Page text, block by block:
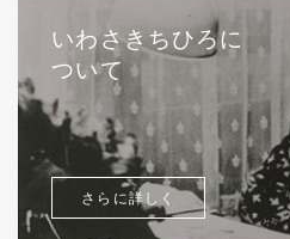
いわさきちひろに
ついて
さらに詳しく